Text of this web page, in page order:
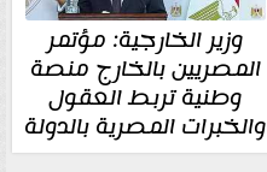
وزير الخارجية: مؤتمر
المصريين بالخارج منصة
وطنية تربط العقول
والخبرات المصرية بالدولة